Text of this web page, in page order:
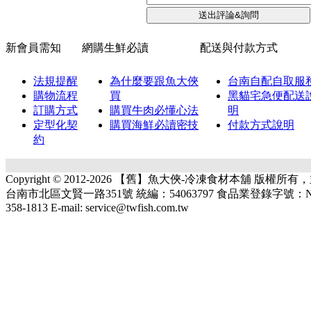
新會員需知 網購生鮮必讀 配送與付款方式
法規提醒
購物流程
訂購方式
定型化契
約
為什麼要跟魚大俠
買
購買牛肉必懂心法
購買海鮮必讀密技
台南自配自取服
黑貓宅急便配送
明
付款方式說明
Copyright © 2012-2026 【舊】魚大俠-冷凍食材本舖 版權所有
台南市北區文賢一路351號 統編：54063797 食品業登錄字號：
358-1813 E-mail: service@twfish.com.tw